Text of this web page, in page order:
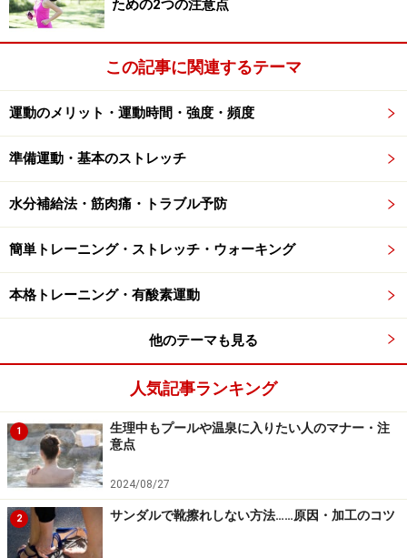
タオルを両手に持ち、腕を頭上に伸ばします。その状態
でゆっくり体を左右に倒して、体の側面を伸ばし、15秒
～30秒程度キープ。
4. タオルを使った胸そらし
胸をそらしながらゆっくりと腕をあげましょう
体の後ろでタオルを持ちます。このとき、できるだけ手
幅を狭くして持つように注意。あごを軽く引いて、タオ
ルを持った手を少しずつ上げていきましょう。肩が痛く
ならないように気をつけながら、十分胸が伸びたところ
で15～30秒程度キープします。
5. タオルを使った膝曲げ
足底にタオルを引っかけるようにして手前に引き寄せます
仰向けになって片足を曲げ、両サイドから足の裏にタオ
ための2つの注意点
この記事に関連するテーマ
運動のメリット・運動時間・強度・頻度
準備運動・基本のストレッチ
水分補給法・筋肉痛・トラブル予防
簡単トレーニング・ストレッチ・ウォーキング
本格トレーニング・有酸素運動
他のテーマも見る
人気記事ランキング
1
生理中もプールや温泉に入りたい人のマナー・注
意点
2024/08/27
2 サンダルで靴擦れしない方法……原因・加工のコツ